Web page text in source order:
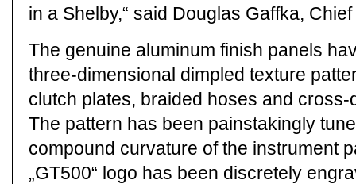
in a Shelby,“ said Douglas Gaffka,
The genuine aluminum finish panels
three-dimensional dimpled texture
clutch plates, braided hoses and
The pattern has been painstakingly
compound curvature of the instrument
„GT500“ logo has been discretely